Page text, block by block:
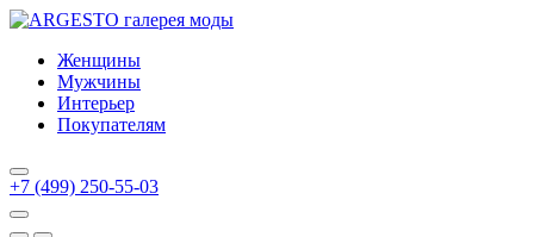
Женщины
Мужчины
Интерьер
Покупателям
+7 (499) 250-55-03